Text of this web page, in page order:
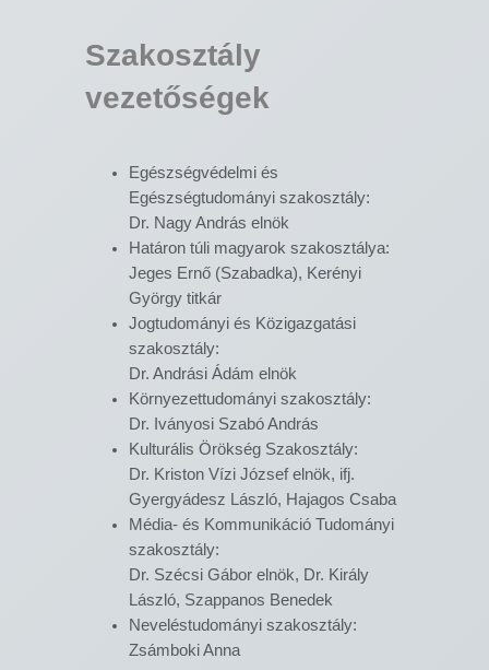
Szakosztály
vezetőségek
Egészségvédelmi és
Egészségtudományi szakosztály:
Dr. Nagy András elnök
Határon túli magyarok szakosztálya:
Jeges Ernő (Szabadka), Kerényi
György titkár
Jogtudományi és Közigazgatási
szakosztály:
Dr. Andrási Ádám elnök
Környezettudományi szakosztály:
Dr. Iványosi Szabó András
Kulturális Örökség Szakosztály:
Dr. Kriston Vízi József elnök, ifj.
Gyergyádesz László, Hajagos Csaba
Média- és Kommunikáció Tudományi
szakosztály:
Dr. Szécsi Gábor elnök, Dr. Király
László, Szappanos Benedek
Neveléstudományi szakosztály:
Zsámboki Anna